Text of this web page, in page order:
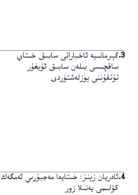
3
.گېرمانىيە ئاخباراتى سابىق خىتاي
ساقچىسى بىلەن سابىق ئۇيغۇر
تۇتقۇننى يۈزلەشتۈردى
4
.ئادريان زېنز: خىتايدا مەجبۇرىي ئەمگەك
كۆلىمى يەنىلا زور